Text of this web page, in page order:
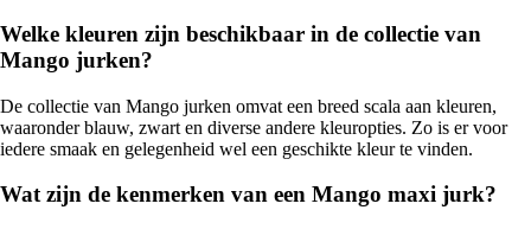
Welke kleuren zijn beschikbaar in de collectie van
Mango jurken?
De collectie van Mango jurken omvat een breed scala aan kleuren,
waaronder blauw, zwart en diverse andere kleuropties. Zo is er voor
iedere smaak en gelegenheid wel een geschikte kleur te vinden.
Wat zijn de kenmerken van een Mango maxi jurk?